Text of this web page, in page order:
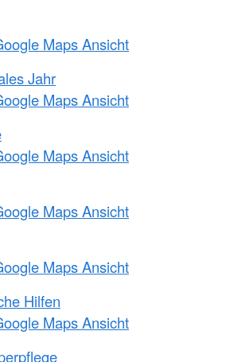
Maps Ansicht
Jahr
Maps Ansicht
Maps Ansicht
Maps Ansicht
Maps Ansicht
Hilfen
Maps Ansicht